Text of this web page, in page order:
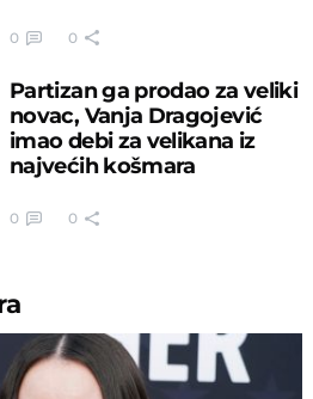
0 0
Partizan ga prodao za veliki
novac, Vanja Dragojević
imao debi za velikana iz
najvećih košmara
0 0